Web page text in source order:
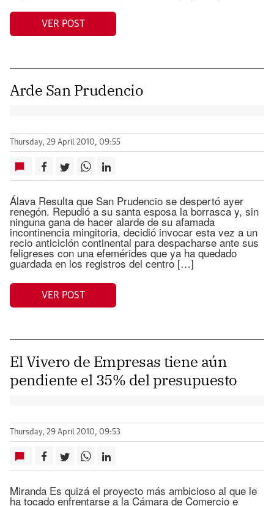
VER POST
Arde San Prudencio
Thursday, 29 April 2010, 09:55
Álava Resulta que San Prudencio se despertó ayer
renegón. Repudió a su santa esposa la borrasca y, sin
ninguna gana de hacer alarde de su afamada
incontinencia mingitoria, decidió invocar esta vez a un
recio anticiclón continental para despacharse ante sus
feligreses con una efemérides que ya ha quedado
guardada en los registros del centro […]
VER POST
El Vivero de Empresas tiene aún
pendiente el 35% del presupuesto
Thursday, 29 April 2010, 09:53
Miranda Es quizá el proyecto más ambicioso al que le
ha tocado enfrentarse a la Cámara de Comercio e